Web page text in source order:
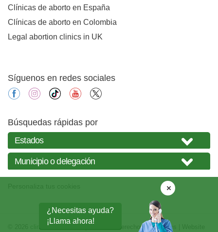
¿Necesitas ayuda?
¡Llama ahora!
Clínicas de aborto en España
Clínicas de aborto en Colombia
Legal abortion clinics in UK
Síguenos en redes sociales
facebookinstagram
tiktok youtube
Búsquedas rápidas por
clinicasabortos.mx | Todos los derechos reservados | Website